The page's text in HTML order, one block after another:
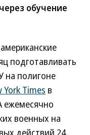
обучение
подготавливать
на полигоне
York Times в
ежемесячно
военных на
действий 24